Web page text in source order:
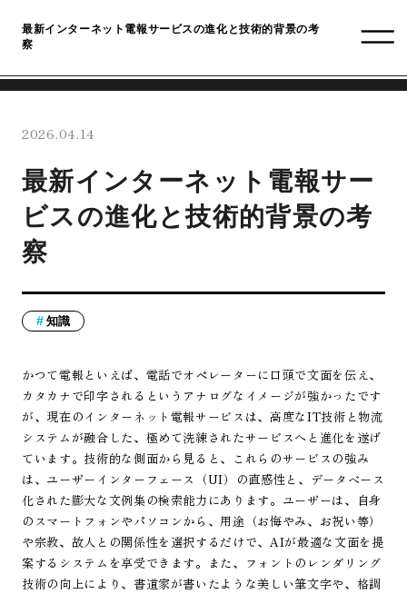
最新インターネット電報サービスの進化と技術的背景の考
察
2026.04.14
最新インターネット電報サー
ビスの進化と技術的背景の考
察
知識
かつて電報といえば、電話でオペレーターに口頭で文面を伝え、
カタカナで印字されるというアナログなイメージが強かったです
が、現在のインターネット電報サービスは、高度なIT技術と物流
システムが融合した、極めて洗練されたサービスへと進化を遂げ
ています。技術的な側面から見ると、これらのサービスの強み
は、ユーザーインターフェース（UI）の直感性と、データベース
化された膨大な文例集の検索能力にあります。ユーザーは、自身
のスマートフォンやパソコンから、用途（お悔やみ、お祝い等）
や宗教、故人との関係性を選択するだけで、AIが最適な文面を提
案するシステムを享受できます。また、フォントのレンダリング
技術の向上により、書道家が書いたような美しい筆文字や、格調